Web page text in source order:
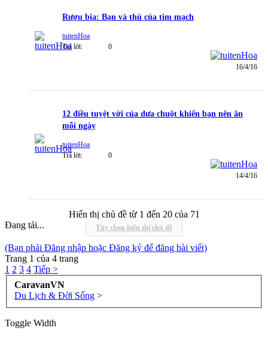
Rượu bia: Bạn và thù của tim mạch
tuitenHoa
Trả lời:
0
16/4/16
12 điều tuyệt vời của dưa chuột khiến bạn nên ăn
mỗi ngày
tuitenHoa
Trả lời:
0
14/4/16
Hiển thị chủ đề từ 1 đến 20 của 71
Tùy chọn hiển thị chủ đề
Đang tải...
(Bạn phải Đăng nhập hoặc Đăng ký để đăng bài viết)
Trang 1 của 4 trang
1 2 3 4 Tiếp >
CaravanVN
Du Lịch & Đời Sống >
Toggle Width